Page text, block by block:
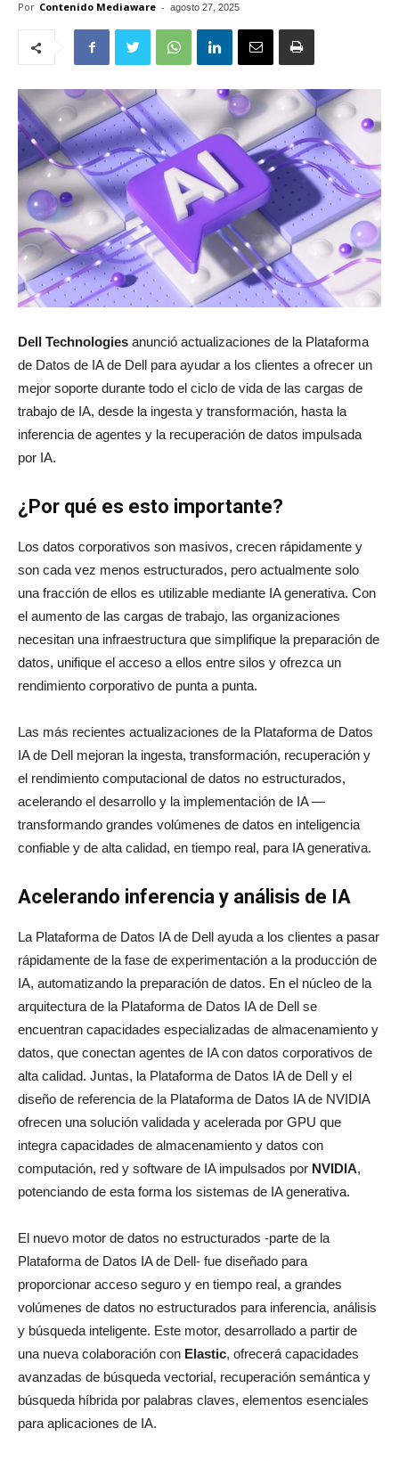
Por Contenido Mediaware - agosto 27, 2025
Dell Technologies anunció actualizaciones de la Plataforma
de Datos de IA de Dell para ayudar a los clientes a ofrecer un
mejor soporte durante todo el ciclo de vida de las cargas de
trabajo de IA, desde la ingesta y transformación, hasta la
inferencia de agentes y la recuperación de datos impulsada
por IA.
¿Por qué es esto importante?
Los datos corporativos son masivos, crecen rápidamente y
son cada vez menos estructurados, pero actualmente solo
una fracción de ellos es utilizable mediante IA generativa. Con
el aumento de las cargas de trabajo, las organizaciones
necesitan una infraestructura que simplifique la preparación de
datos, unifique el acceso a ellos entre silos y ofrezca un
rendimiento corporativo de punta a punta.
Las más recientes actualizaciones de la Plataforma de Datos
IA de Dell mejoran la ingesta, transformación, recuperación y
el rendimiento computacional de datos no estructurados,
acelerando el desarrollo y la implementación de IA —
transformando grandes volúmenes de datos en inteligencia
confiable y de alta calidad, en tiempo real, para IA generativa.
Acelerando inferencia y análisis de IA
La Plataforma de Datos IA de Dell ayuda a los clientes a pasar
rápidamente de la fase de experimentación a la producción de
IA, automatizando la preparación de datos. En el núcleo de la
arquitectura de la Plataforma de Datos IA de Dell se
encuentran capacidades especializadas de almacenamiento y
datos, que conectan agentes de IA con datos corporativos de
alta calidad. Juntas, la Plataforma de Datos IA de Dell y el
diseño de referencia de la Plataforma de Datos IA de NVIDIA
ofrecen una solución validada y acelerada por GPU que
integra capacidades de almacenamiento y datos con
computación, red y software de IA impulsados por NVIDIA,
potenciando de esta forma los sistemas de IA generativa.
El nuevo motor de datos no estructurados -parte de la
Plataforma de Datos IA de Dell- fue diseñado para
proporcionar acceso seguro y en tiempo real, a grandes
volúmenes de datos no estructurados para inferencia, análisis
y búsqueda inteligente. Este motor, desarrollado a partir de
una nueva colaboración con Elastic, ofrecerá capacidades
avanzadas de búsqueda vectorial, recuperación semántica y
búsqueda híbrida por palabras claves, elementos esenciales
para aplicaciones de IA.